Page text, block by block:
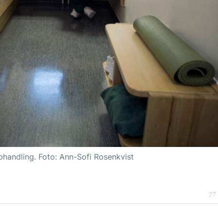
Foto: Ann-Sofi Rosenkvist
27